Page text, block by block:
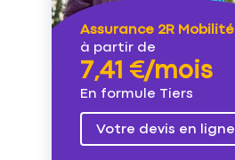
Assurance 2R Mobilité
à partir de
7,41 €/mois
En formule Tiers
Votre devis en ligne